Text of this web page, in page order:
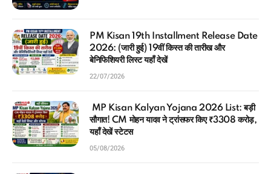
PM Kisan 19th Installment Release Date
2026: (जारी हुई) 19वीं किस्त की तारीख और
बेनिफिशियरी लिस्ट यहाँ देखें
22/07/2026
MP Kisan Kalyan Yojana 2026 List: बड़ी
सौगात! CM मोहन यादव ने ट्रांसफर किए ₹3308 करोड़,
यहाँ देखें स्टेटस
05/08/2026